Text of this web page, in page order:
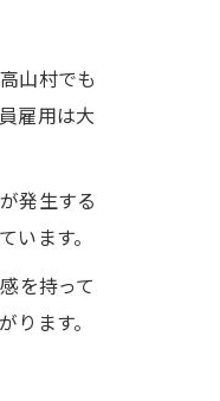
山村でも
雇用は大
発生する
ます。
を持って
ます。